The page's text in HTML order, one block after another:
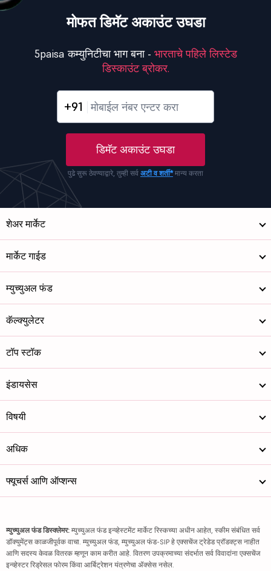
मोफत डिमॅट अकाउंट उघडा
5paisa कम्युनिटीचा भाग बना - भारताचे पहिले लिस्टेड
डिस्काउंट ब्रोकर.
+91
डिमॅट अकाउंट उघडा
पुढे सुरू ठेवण्याद्वारे, तुम्ही सर्व अटी व शर्ती*मान्य करता
शेअर मार्केट
मार्केट गाईड
म्युच्युअल फंड
कॅल्क्युलेटर
टॉप स्टॉक
इंडायसेस
विषयी
अधिक
फ्यूचर्स आणि ऑप्शन्स
म्युच्युअल फंड डिस्क्लेमर: म्युच्युअल फंड इन्व्हेस्टमेंट मार्केट रिस्कच्या अधीन आहेत, स्कीम संबंधित सर्व
डॉक्युमेंट्स काळजीपूर्वक वाचा. म्युच्युअल फंड, म्युच्युअल फंड-SIP हे एक्सचेंज ट्रेडेड प्रॉडक्ट्स नाहीत
आणि सदस्य केवळ वितरक म्हणून काम करीत आहे. वितरण उपक्रमाच्या संदर्भात सर्व विवादांना एक्सचेंज
इन्व्हेस्टर रिड्रेसल फोरम किंवा आर्बिट्रेशन यंत्रणेचा ॲक्सेस नसेल.